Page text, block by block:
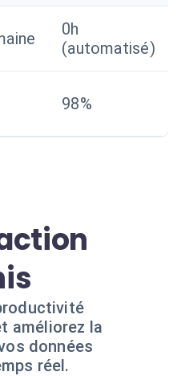
0h
(automatisé)
98%
améliorez la
données
réel.